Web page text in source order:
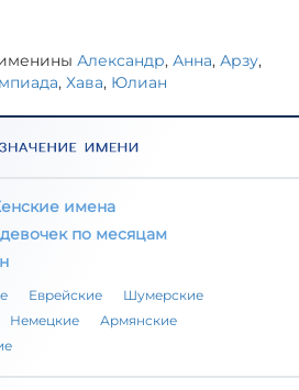
Александр, Анна, Арзу,
, Хава, Юлиан
имена
по месяцам
Еврейские
Шумерские
Немецкие
Армянские